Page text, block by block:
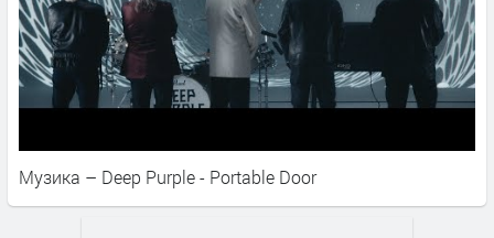
Музика – Deep Purple - Portable Door